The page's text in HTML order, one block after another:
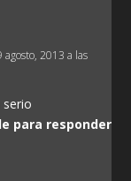
agosto, 2013 a las
serio
para responder